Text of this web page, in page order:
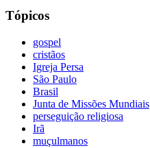
Tópicos
gospel
cristãos
Igreja Persa
São Paulo
Brasil
Junta de Missões Mundiais
perseguição religiosa
Irã
muçulmanos